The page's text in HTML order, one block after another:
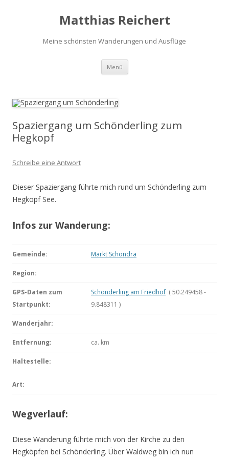
Matthias Reichert
Meine schönsten Wanderungen und Ausflüge
Menü Zum
springen
Spaziergang um Schönderling zum
Hegkopf
Schreibe eine Antwort
Dieser Spaziergang führte mich rund um Schönderling zum
Hegkopf See.
Infos zur Wanderung:
Gemeinde: Markt Schondra
Region:
GPS-Daten zum
Startpunkt:
Schönderling am Friedhof ( 50.249458 -
9.848311 )
Wanderjahr:
Entfernung: ca. km
Haltestelle:
Art:
Wegverlauf:
Diese Wanderung führte mich von der Kirche zu den
Hegköpfen bei Schönderling. Über Waldweg bin ich nun